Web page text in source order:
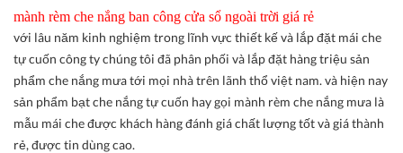
mành rèm che nắng ban công cửa sổ ngoài trời giá rẻ
với lâu năm kinh nghiệm trong lĩnh vực thiết kế và lắp đặt mái che
tự cuốn công ty chúng tôi đã phân phối và lắp đặt hàng triệu sản
phẩm che nắng mưa tới mọi nhà trên lãnh thổ việt nam. và hiện nay
sản phẩm bạt che nắng tự cuốn hay gọi mành rèm che nắng mưa là
mẫu mái che được khách hàng đánh giá chất lượng tốt và giá thành
rẻ, được tin dùng cao.